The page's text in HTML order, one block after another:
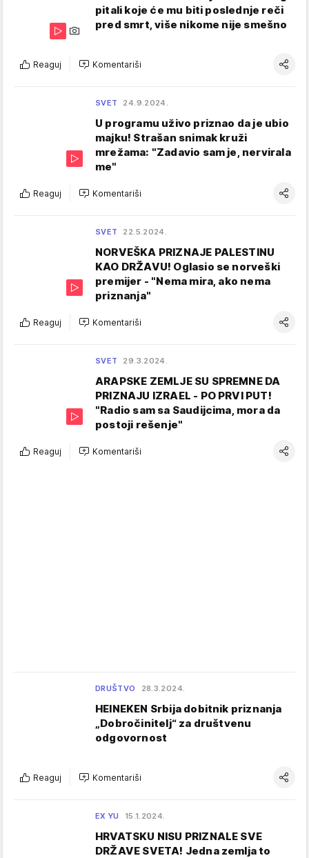
pitali koje će mu biti poslednje reči
pred smrt, više nikome nije smešno
Reaguj Komentariši
SVET 24.9.2024.
U programu uživo priznao da je ubio
majku! Strašan snimak kruži
mrežama: "Zadavio sam je, nervirala
me"
Reaguj Komentariši
SVET 22.5.2024.
NORVEŠKA PRIZNAJE PALESTINU
KAO DRŽAVU! Oglasio se norveški
premijer - "Nema mira, ako nema
priznanja"
Reaguj Komentariši
SVET 29.3.2024.
ARAPSKE ZEMLJE SU SPREMNE DA
PRIZNAJU IZRAEL - PO PRVI PUT!
"Radio sam sa Saudijcima, mora da
postoji rešenje"
Reaguj Komentariši
DRUŠTVO 28.3.2024.
HEINEKEN Srbija dobitnik priznanja
„Dobročinitelj“ za društvenu
odgovornost
Reaguj Komentariši
EX YU 15.1.2024.
HRVATSKU NISU PRIZNALE SVE
DRŽAVE SVETA! Jedna zemlja to